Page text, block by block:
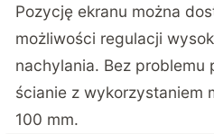
Pozycję ekranu można
możliwości regulacji
nachylania. Bez problemu
ścianie z wykorzystaniem
100 mm.